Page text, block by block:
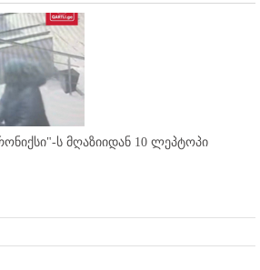
ს მღაზიიდან 10 ლეპტოპი